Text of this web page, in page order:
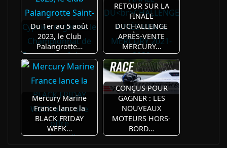
Du 1er au 5 août
2023, le Club
Palangrotte…
RETOUR SUR LA
FINALE
DUCHALLENGE
APRÈS-VENTE
MERCURY…
Mercury Marine
France lance la
BLACK FRIDAY
WEEK…
CONÇUS POUR
GAGNER : LES
NOUVEAUX
MOTEURS HORS-
BORD…